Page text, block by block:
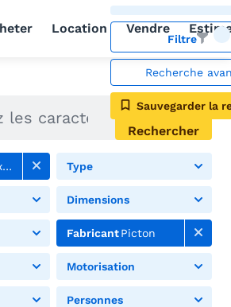
Location Vendre
Filtre
Recherche
Sauvegarder la
Rechercher
à moteur Type
Dimensions
FabricantPicton
Motorisation
Personnes